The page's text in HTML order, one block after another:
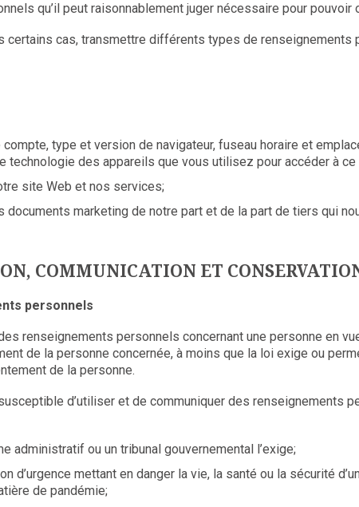
qu’il peut raisonnablement juger nécessaire pour
certains cas, transmettre différents types de renseignements
type et version de navigateur, fuseau horaire et
technologie des appareils que vous utilisez pour accéder à
site Web et nos services;
marketing de notre part et de la part de tiers qui
COMMUNICATION ET
personnels
renseignements personnels concernant une personne en
de la personne concernée, à moins que la loi exige ou
de la personne.
d’utiliser et de communiquer des renseignements
administratif ou un tribunal gouvernemental l’exige;
d’urgence mettant en danger la vie, la santé ou la sécurité
de pandémie;